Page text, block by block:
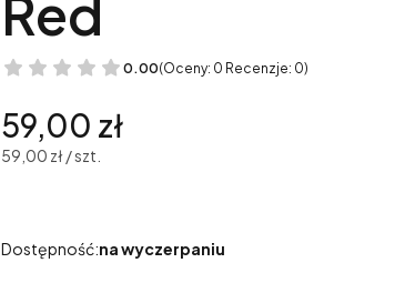
Red
0.00(Oceny: 0 Recenzje: 0)
Cena
59,00 zł
59,00 zł / szt.
Dostępność:na wyczerpaniu